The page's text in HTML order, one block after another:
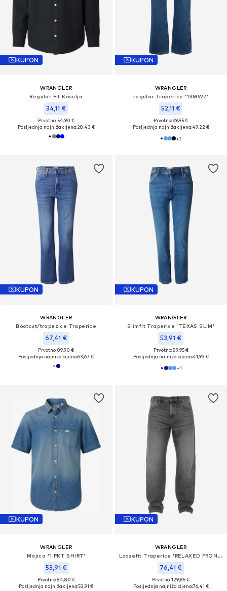
KUPON
WRANGLER
Regular Fit Košulja
34,11 €
Prvotno: 54,90 €
Posljednja najniža cijena:28,43 €
KUPON
WRANGLER
regular Traperice '13MWZ'
52,11 €
Prvotno: 69,95 €
Posljednja najniža cijena:49,22 €
+2
KUPON
WRANGLER
Bootcut/trapezice Traperice
67,41 €
Prvotno: 89,90 €
Posljednja najniža cijena:63,67 €
KUPON
WRANGLER
Slimfit Traperice 'TEXAS SLIM'
53,91 €
Prvotno: 89,95 €
Posljednja najniža cijena:41,93 €
+1
KUPON
WRANGLER
Majica '1 PKT SHIRT'
53,91 €
Prvotno: 84,80 €
Posljednja najniža cijena:53,91 €
KUPON
WRANGLER
Loosefit Traperice 'RELAXED FRONTIER'
76,41 €
Prvotno: 129,85 €
Posljednja najniža cijena:76,41 €